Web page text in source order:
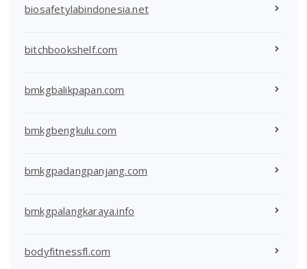
biosafetylabindonesia.net
bitchbookshelf.com
bmkgbalikpapan.com
bmkgbengkulu.com
bmkgpadangpanjang.com
bmkgpalangkaraya.info
bodyfitnessfl.com